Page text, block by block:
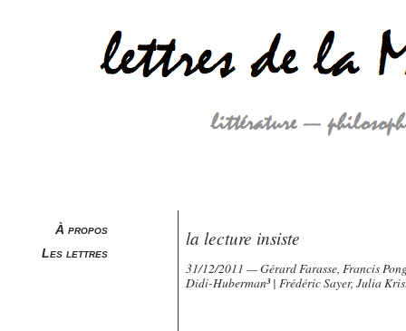
À propos
Les lettres
la lecture insiste
31/12/2011 — Gérard Farasse, Francis
Didi-Huberman³| Frédéric Sayer, Julia